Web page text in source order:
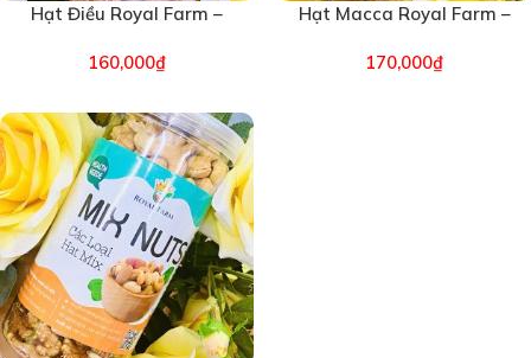
Hạt Điều Royal Farm –
160,000₫
Hạt Macca Royal Farm –
170,000₫